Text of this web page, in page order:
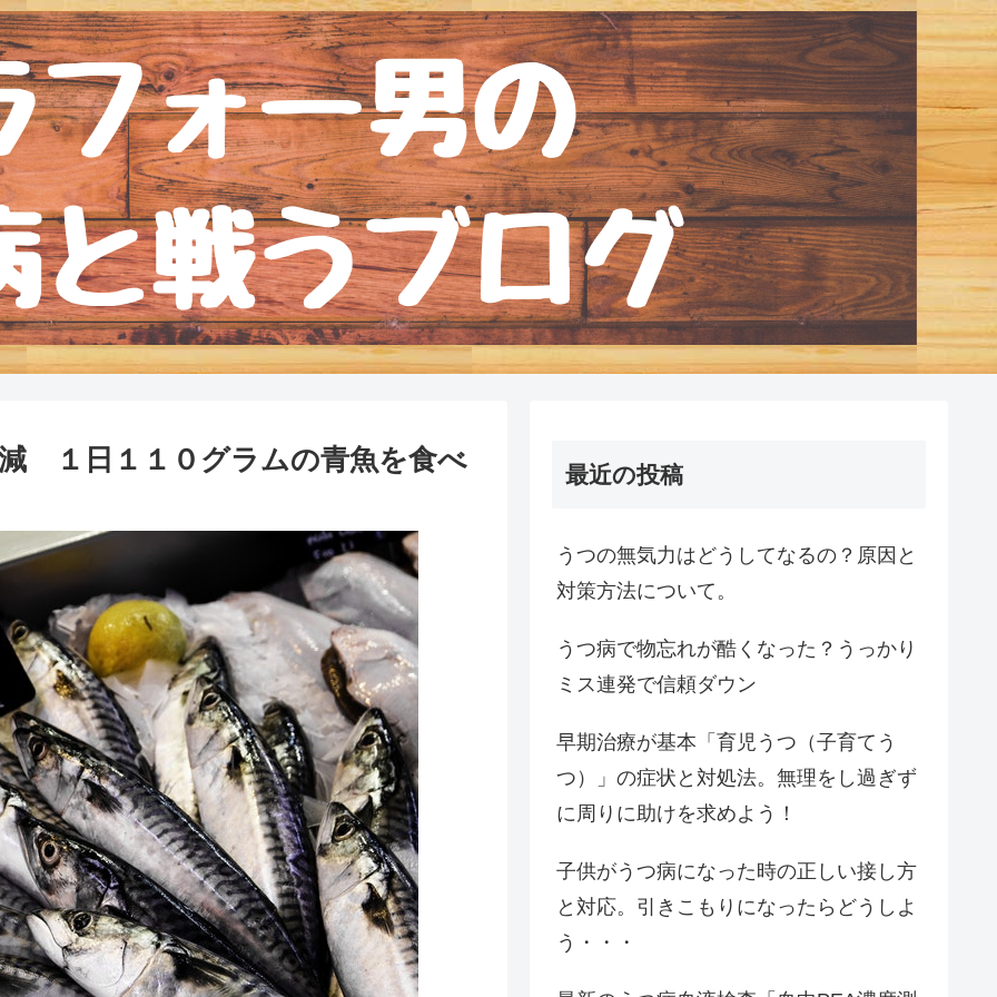
１日１１０グラムの青魚を食べ 最近の投稿
うつの無気力はどうしてなるの？原因と
対策方法について。
うつ病で物忘れが酷くなった？うっかり
ミス連発で信頼ダウン
早期治療が基本「育児うつ（子育てう
つ）」の症状と対処法。無理をし過ぎず
に周りに助けを求めよう！
子供がうつ病になった時の正しい接し方
と対応。引きこもりになったらどうしよ
う・・・